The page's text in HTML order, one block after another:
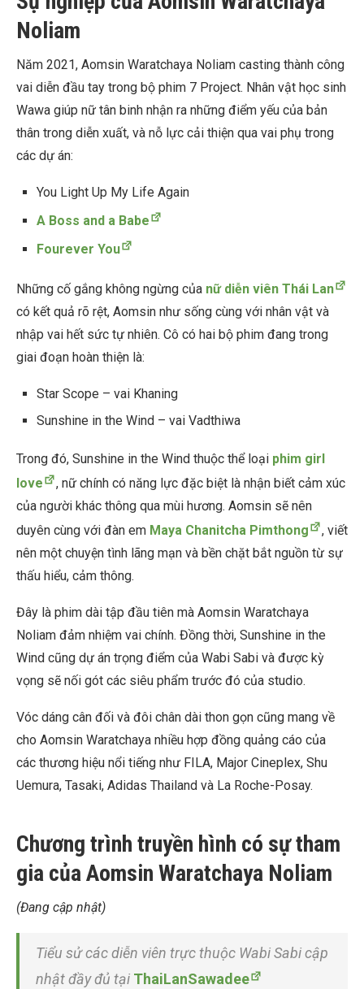
Noliam
Năm 2021, Aomsin Waratchaya Noliam casting thành công
vai diễn đầu tay trong bộ phim 7 Project. Nhân vật học sinh
Wawa giúp nữ tân binh nhận ra những điểm yếu của bản
thân trong diễn xuất, và nỗ lực cải thiện qua vai phụ trong
các dự án:
You Light Up My Life Again
A Boss and a Babe
Fourever You
Những cố gắng không ngừng của nữ diễn viên Thái Lan
có kết quả rõ rệt, Aomsin như sống cùng với nhân vật và
nhập vai hết sức tự nhiên. Cô có hai bộ phim đang trong
giai đoạn hoàn thiện là:
Star Scope – vai Khaning
Sunshine in the Wind – vai Vadthiwa
Trong đó, Sunshine in the Wind thuộc thể loại phim girl
love
, nữ chính có năng lực đặc biệt là nhận biết cảm xúc
của người khác thông qua mùi hương. Aomsin sẽ nên
duyên cùng với đàn em Maya Chanitcha Pimthong
, viết
nên một chuyện tình lãng mạn và bền chặt bắt nguồn từ sự
thấu hiểu, cảm thông.
Đây là phim dài tập đầu tiên mà Aomsin Waratchaya
Noliam đảm nhiệm vai chính. Đồng thời, Sunshine in the
Wind cũng dự án trọng điểm của Wabi Sabi và được kỳ
vọng sẽ nối gót các siêu phẩm trước đó của studio.
Vóc dáng cân đối và đôi chân dài thon gọn cũng mang về
cho Aomsin Waratchaya nhiều hợp đồng quảng cáo của
các thương hiệu nổi tiếng như FILA, Major Cineplex, Shu
Uemura, Tasaki, Adidas Thailand và La Roche-Posay.
Chương trình truyền hình có sự tham
gia của Aomsin Waratchaya Noliam
(Đang cập nhật)
Tiểu sử các diễn viên trực thuộc Wabi Sabi cập
nhật đầy đủ tại ThaiLanSawadee